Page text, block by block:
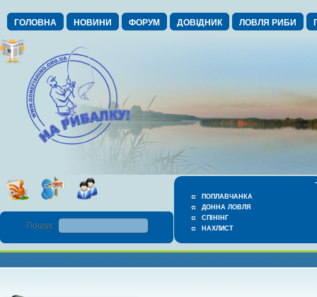
ГОЛОВНА НОВИНИ ФОРУМ ДОВІДНИК ЛОВЛЯ РИБИ
ПОПЛАВЧАНКА
ДОННА ЛОВЛЯ
СПІНІНГ
НАХЛИСТ
Пошук :